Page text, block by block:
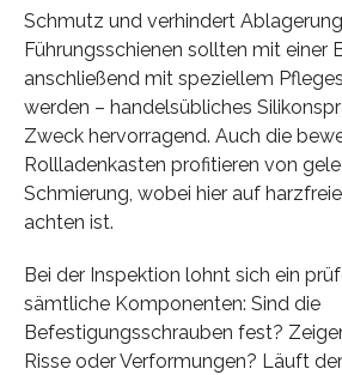
Schmutz und verhindert
Führungsschienen sollten mit einer
anschließend mit speziellem
werden – handelsübliches
Zweck hervorragend. Auch die
Rollladenkasten profitieren von
Schmierung, wobei hier auf
achten ist.
Bei der Inspektion lohnt sich ein
sämtliche Komponenten: Sind die
Befestigungsschrauben fest?
Risse oder Verformungen? Läuft